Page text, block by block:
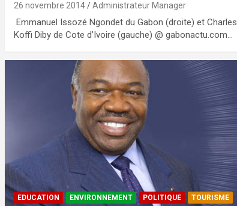
26 novembre 2014 Administrateur Manager
Emmanuel Issozé Ngondet du Gabon (droite) et Charles
Koffi Diby de Cote d’Ivoire (gauche) @ gabonactu.com…
EDUCATION ENVIRONNEMENT POLITIQUE TOURISME